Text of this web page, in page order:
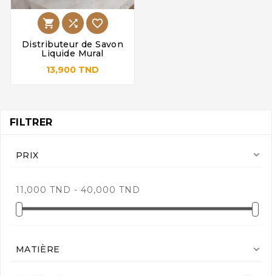
  
Distributeur de Savon
Liquide Mural
13,900 TND
FILTRER
PRIX 
11,000 TND - 40,000 TND
MATIÈRE 